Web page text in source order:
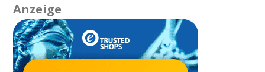
Anzeige